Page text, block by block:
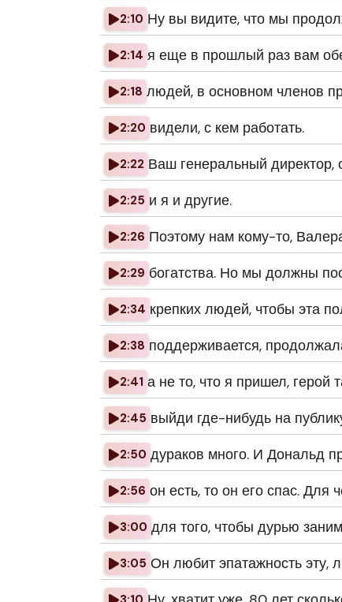
2:10 Ну вы видите, что мы
2:14 я еще в прошлый раз вам
2:18 людей, в основном членов
2:20 видели, с кем работать.
2:22 Ваш генеральный директор,
2:25 и я и другие.
2:26 Поэтому нам кому-то,
2:29 богатства. Но мы должны
2:34 крепких людей, чтобы эта
2:38 поддерживается,
2:41 а не то, что я пришел,
2:45 выйди где-нибудь на
2:50 дураков много. И Дональд
2:56 он есть, то он его спас. Для
3:00 для того, чтобы дурью
3:05 Он любит эпатажность эту,